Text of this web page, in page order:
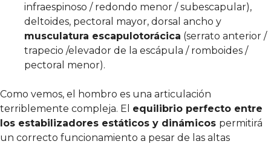
infraespinoso / redondo menor / subescapular),
deltoides, pectoral mayor, dorsal ancho y
musculatura escapulotorácica (serrato anterior /
trapecio /elevador de la escápula / romboides /
pectoral menor).
Como vemos, el hombro es una articulación
terriblemente compleja. El equilibrio perfecto entre
los estabilizadores estáticos y dinámicos permitirá
un correcto funcionamiento a pesar de las altas